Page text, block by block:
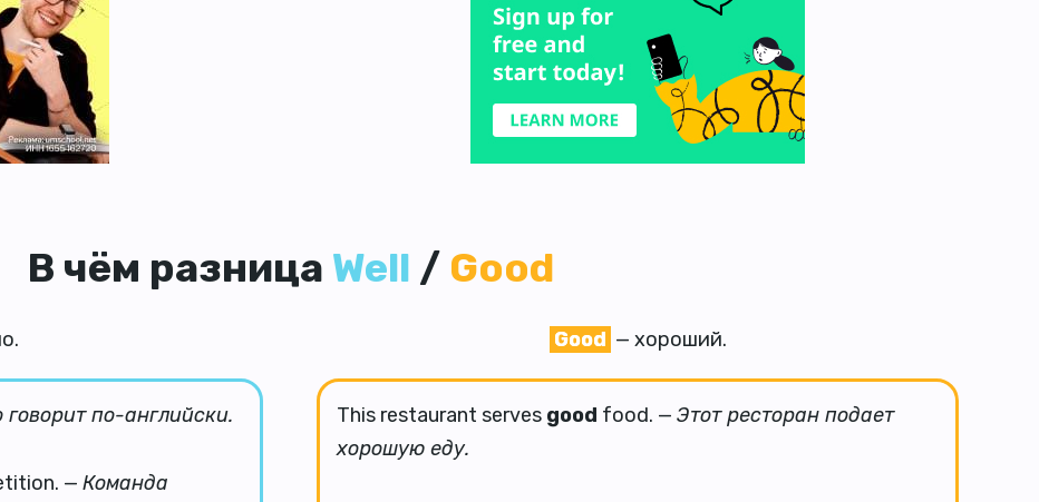
В чём разница Well / Good
по-английски.
— Команда
Good — хороший.
This restaurant serves good food. — Этот ресторан подает
хорошую еду.